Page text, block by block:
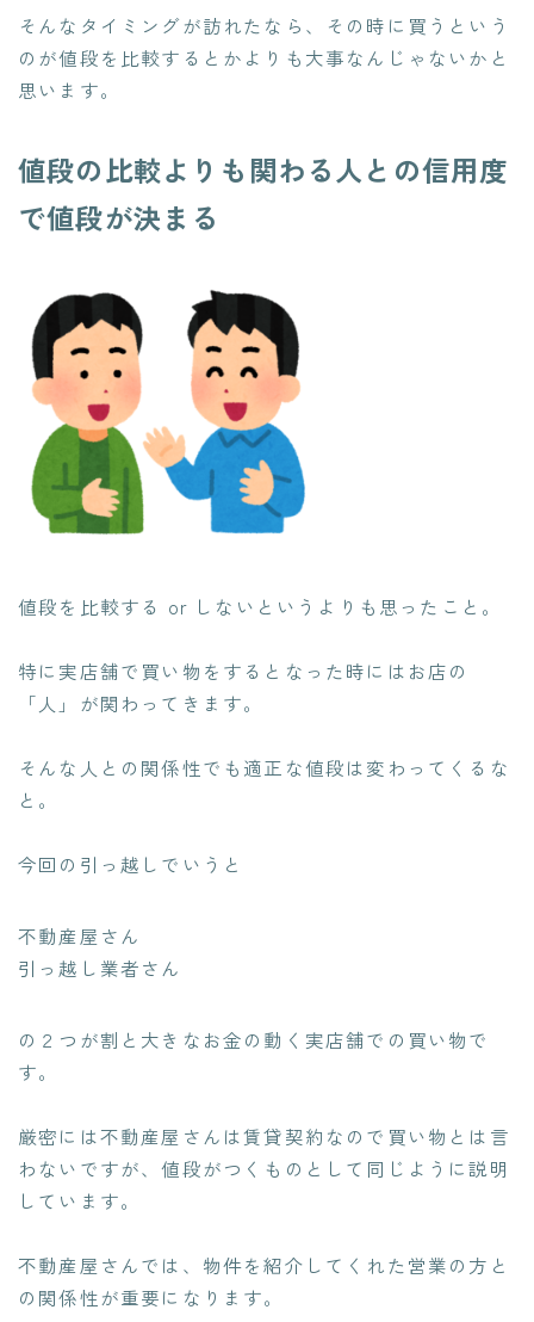
そんなタイミングが訪れたなら、その時に買うという
のが値段を比較するとかよりも大事なんじゃないかと
思います。
値段の比較よりも関わる人との信用度
で値段が決まる
値段を比較する or しないというよりも思ったこと。
特に実店舗で買い物をするとなった時にはお店の
「人」が関わってきます。
そんな人との関係性でも適正な値段は変わってくるな
と。
今回の引っ越しでいうと
不動産屋さん
引っ越し業者さん
の２つが割と大きなお金の動く実店舗での買い物で
す。
厳密には不動産屋さんは賃貸契約なので買い物とは言
わないですが、値段がつくものとして同じように説明
しています。
不動産屋さんでは、物件を紹介してくれた営業の方と
の関係性が重要になります。